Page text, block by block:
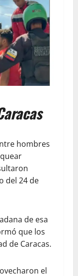
hombres
del 24 de
de esa
que los
de Caracas.
el